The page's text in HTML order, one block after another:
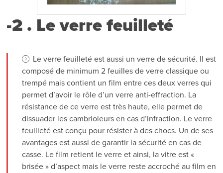
-2 . Le verre feuilleté
Le verre feuilleté est aussi un verre de sécurité. Il est
composé de minimum 2 feuilles de verre classique ou
trempé mais contient un film entre ces deux verres qui
permet d’avoir le rôle d’un verre anti-effraction. La
résistance de ce verre est très haute, elle permet de
dissuader les cambrioleurs en cas d’infraction. Le verre
feuilleté est conçu pour résister à des chocs. Un de ses
avantages est aussi de garantir la sécurité en cas de
casse. Le film retient le verre et ainsi, la vitre est «
brisée » d’aspect mais le verre reste accroché au film en